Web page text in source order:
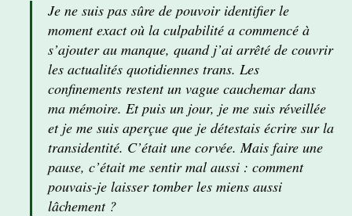
Je ne suis pas sûre de pouvoir identifier le
moment exact où la culpabilité a commencé à
s’ajouter au manque, quand j’ai arrêté de couvrir
les actualités quotidiennes trans. Les
confinements restent un vague cauchemar dans
ma mémoire. Et puis un jour, je me suis réveillée
et je me suis aperçue que je détestais écrire sur la
transidentité. C’était une corvée. Mais faire une
pause, c’était me sentir mal aussi : comment
pouvais-je laisser tomber les miens aussi
lâchement ?